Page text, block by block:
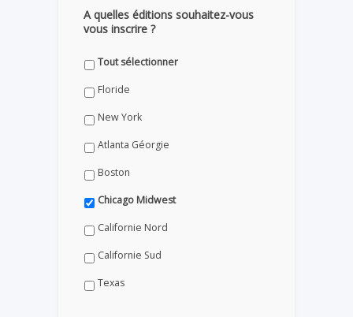
A quelles éditions souhaitez-vous
vous inscrire ?
Tout sélectionner
Floride
New York
Atlanta Géorgie
Boston
Chicago Midwest
Californie Nord
Californie Sud
Texas